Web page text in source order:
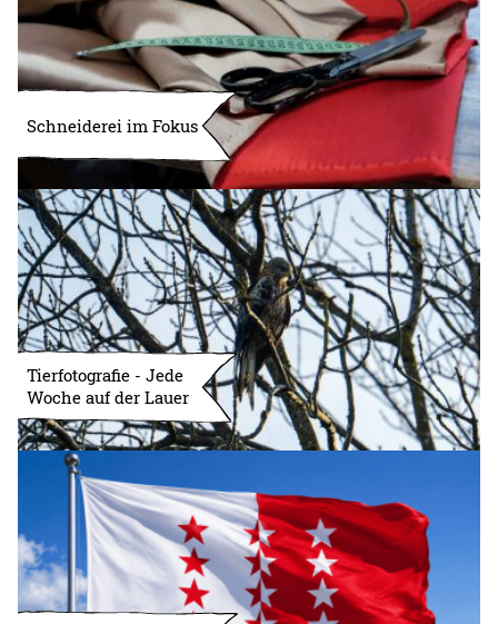
Schneiderei im Fokus
Tierfotografie - Jede
Woche auf der Lauer